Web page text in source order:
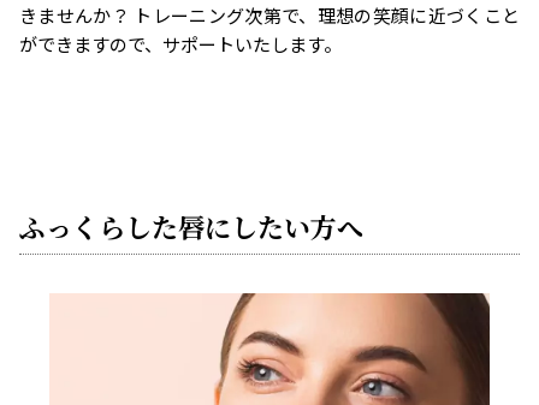
きませんか？ トレーニング次第で、理想の笑顔に近づくこと
ができますので、サポートいたします。
ふっくらした唇にしたい方へ